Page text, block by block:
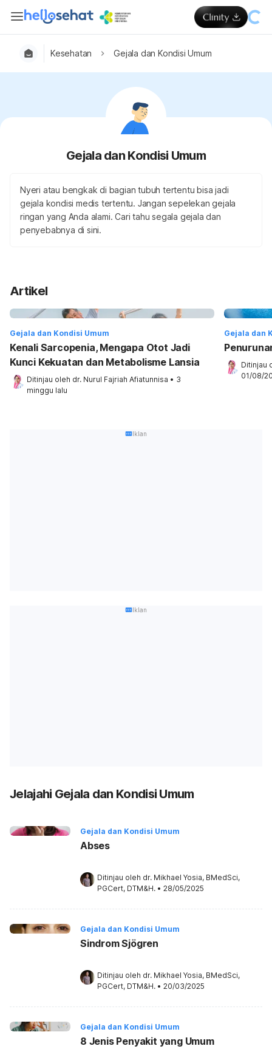
Kesehatan Gejala dan Kondisi Umum
Gejala dan Kondisi Umum
Nyeri atau bengkak di bagian tubuh tertentu bisa jadi
gejala kondisi medis tertentu. Jangan sepelekan gejala
ringan yang Anda alami. Cari tahu segala gejala dan
penyebabnya di sini.
Artikel
Gejala dan Kondisi Umum
Kenali Sarcopenia, Mengapa Otot Jadi
Kunci Kekuatan dan Metabolisme Lansia
Ditinjau oleh dr. Nurul Fajriah Afiatunnisa • 3
minggu lalu
Gejala dan
Ditinjau
01/08/
Iklan
Iklan
Jelajahi Gejala dan Kondisi Umum
Gejala dan Kondisi Umum
Abses
Ditinjau oleh dr. Mikhael Yosia, BMedSci,
PGCert, DTM&H. • 28/05/2025
Gejala dan Kondisi Umum
Sindrom Sjögren
Ditinjau oleh dr. Mikhael Yosia, BMedSci,
PGCert, DTM&H. • 20/03/2025
Gejala dan Kondisi Umum
8 Jenis Penyakit yang Umum